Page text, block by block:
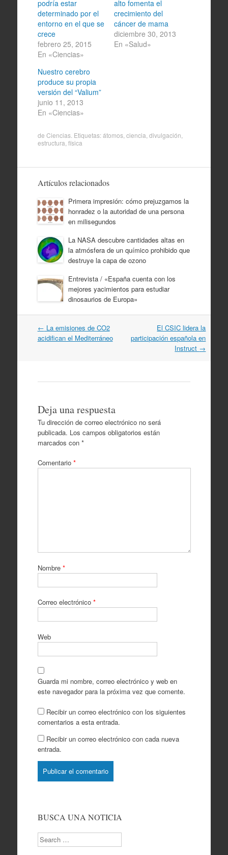
podría estar
determinado por el
entorno en el que se
crece
febrero 25, 2015
En «Ciencias»
alto fomenta el
crecimiento del
cáncer de mama
diciembre 30, 2013
En «Salud»
Nuestro cerebro
produce su propia
versión del “Valium”
junio 11, 2013
En «Ciencias»
de Ciencias. Etiquetas:átomos, ciencia divulgación
estructura física
Artículos relacionados
Primera impresión: cómo prejuzgamos la
honradez o la autoridad de una persona
en milisegundos
La NASA descubre cantidades altas en
la atmósfera de un químico prohibido que
destruye la capa de ozono
Entrevista / «España cuenta con los
mejores yacimientos para estudiar
dinosaurios de Europa»
Navegación
por
← La emisiones de CO2
acidifican el Mediterráneo
El CSIC lidera la
participación española en
Instruct →
Deja una respuesta
Tu dirección de correo electrónico no será
publicada. Los campos obligatorios están
marcados con *
Comentario *
Nombre *
Correo electrónico *
Web
Guarda mi nombre, correo electrónico y web en
este navegador para la próxima vez que comente.
Recibir un correo electrónico con los siguientes
comentarios a esta entrada.
Recibir un correo electrónico con cada nueva
entrada.
BUSCA UNA NOTICIA
Search